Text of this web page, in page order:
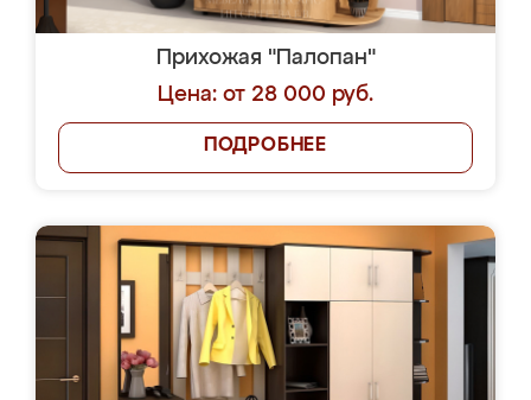
Прихожая "Палопан"
Цена: от 28 000 руб.
ПОДРОБНЕЕ